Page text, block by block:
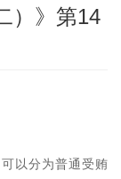
）》第14
以分为普通受贿